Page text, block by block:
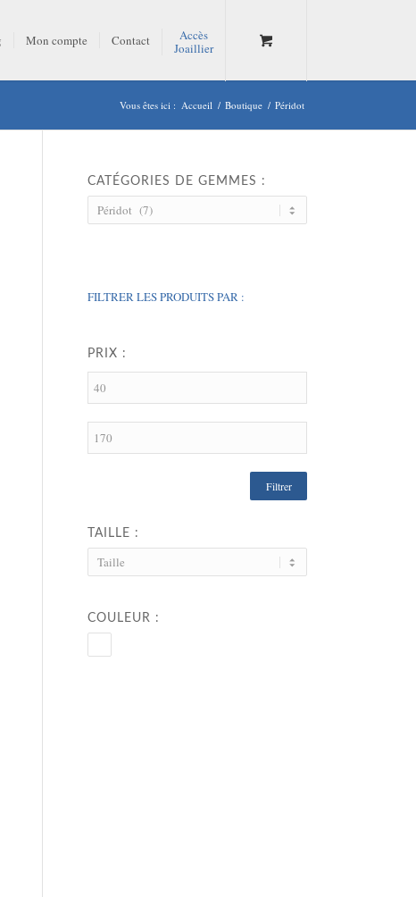
Mon compte Contact
Accès
Joaillier
Vous êtes ici : Accueil / Boutique / Péridot
CATÉGORIES DE GEMMES :
FILTRER LES PRODUITS PAR :
PRIX :
Filtrer
TAILLE :
COULEUR :